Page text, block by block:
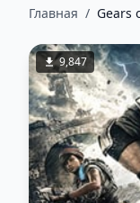
Главная / Gears
9,847